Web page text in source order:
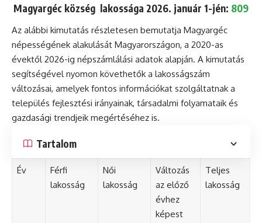
Magyargéc község lakossága 2026. január 1-jén: 809
Az alábbi kimutatás részletesen bemutatja Magyargéc
népességének alakulását Magyarországon, a 2020-as
évektől 2026-ig népszámlálási adatok alapján. A kimutatás
segítségével nyomon követhetők a lakosságszám
változásai, amelyek fontos információkat szolgáltatnak a
település fejlesztési irányainak, társadalmi folyamataik és
gazdasági trendjeik megértéséhez is.
Tartalom
Év
Férfi
lakosság
Női
lakosság
Változás
az előző
évhez
képest
Teljes
lakosság